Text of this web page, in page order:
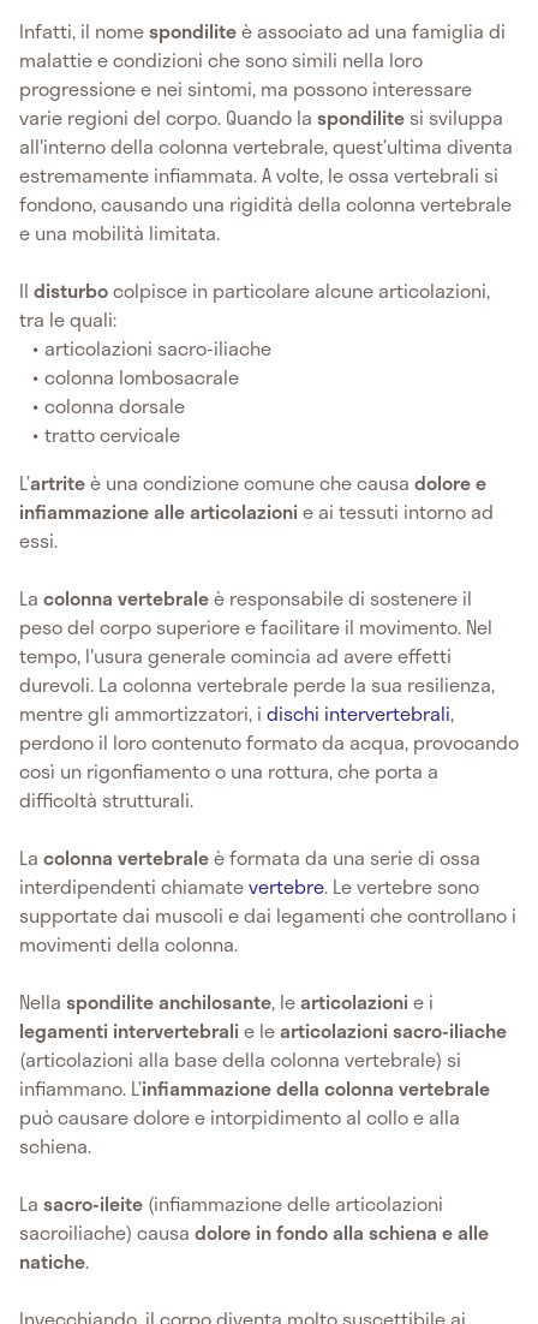
Infatti, il nomespondiliteè associato ad una famiglia di
malattie e condizioni che sono simili nella loro
progressione e nei sintomi, ma possono interessare
varie regioni del corpo. Quando la spondilite si sviluppa
all'interno della colonna vertebrale, quest’ultima diventa
estremamente infiammata. A volte, le ossa vertebrali si
fondono, causando una rigidità della colonna vertebrale
e una mobilità limitata.
Il disturbocolpisce in particolare alcune articolazioni,
tra le quali:
articolazioni sacro-iliache
colonna lombosacrale
colonna dorsale
tratto cervicale
L’artriteè una condizione comune che causa dolore e
infiammazione alle articolazionie ai tessuti intorno ad
essi.
La colonna vertebraleè responsabile di sostenere il
peso del corpo superiore e facilitare il movimento. Nel
tempo, l'usura generale comincia ad avere effetti
durevoli. La colonna vertebrale perde la sua resilienza,
mentre gli ammortizzatori, i dischi intervertebrali,
perdono il loro contenuto formato da acqua, provocando
così un rigonfiamento o una rottura, che porta a
difficoltà strutturali.
La colonna vertebraleè formata da una serie di ossa
interdipendenti chiamatevertebre. Le vertebre sono
supportate dai muscoli e dai legamenti che controllano i
movimenti della colonna.
Nella spondilite anchilosante, learticolazionie i
legamenti intervertebralie learticolazioni sacro-iliache
(articolazioni alla base della colonna vertebrale) si
infiammano. L’infiammazione della colonna vertebrale
può causare dolore e intorpidimento al collo e alla
schiena.
La sacro-ileite (infiammazione delle articolazioni
sacroiliache) causa dolore in fondo alla schiena e alle
natiche.